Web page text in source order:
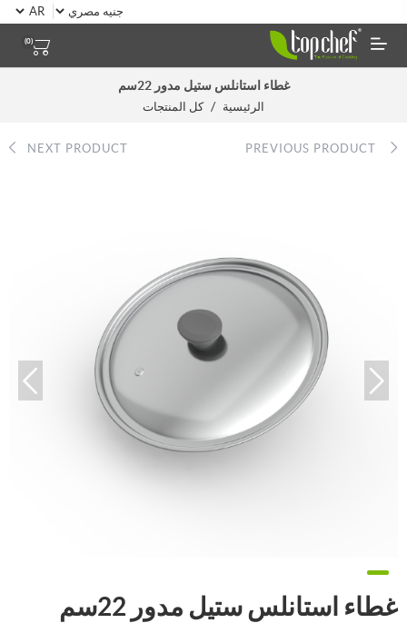
(0)
غطاء استانلس ستيل مدور 22سم
الرئيسية / كل المنتجات
NEXT PRODUCT
غطاء استانلس ستيل مدور 22سم